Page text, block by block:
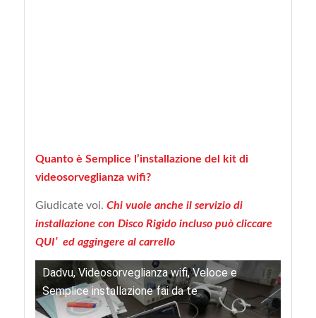
Quanto è Semplice l’installazione del kit di
videosorveglianza wifi?
Giudicate voi. Chi vuole anche il servizio di
installazione con Disco Rigido incluso può cliccare
QUI’ ed aggingere al carrello
Dadvu, Videosorveglianza wifi, Veloce e
Semplice installazione fai da te